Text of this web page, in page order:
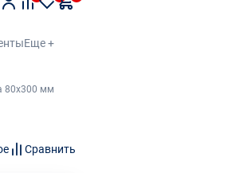
Еще +
80х300 мм
Сравнить